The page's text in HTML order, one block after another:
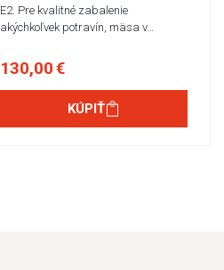
E2. Pre kvalitné zabalenie
akýchkoľvek potravín, mäsa v…
130,00 €
KÚPIŤ